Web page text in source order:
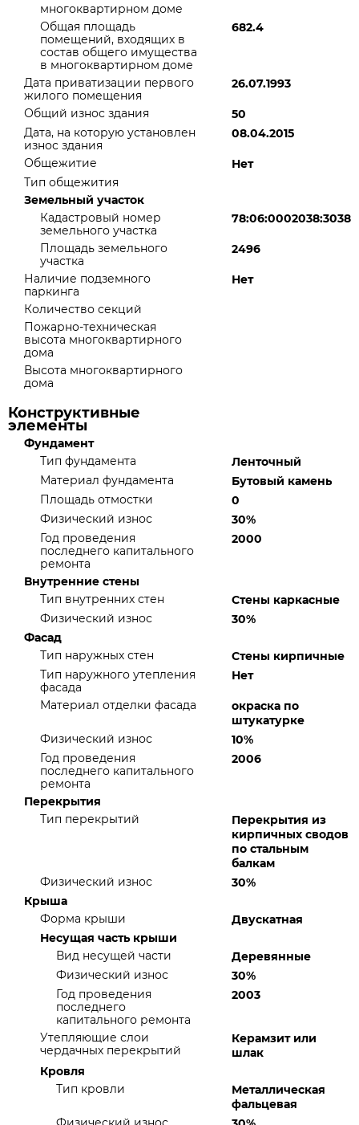
многоквартирном доме
Общая площадь
помещений, входящих в
состав общего имущества
в многоквартирном доме
682.4
Дата приватизации первого
жилого помещения
26.07.1993
Общий износ здания
50
Дата, на которую установлен
износ здания
08.04.2015
Общежитие
Нет
Тип общежития
Земельный участок
Кадастровый номер
земельного участка
78:06:0002038:3038
Площадь земельного
участка
2496
Наличие подземного
паркинга
Нет
Количество секций
Пожарно-техническая
высота многоквартирного
дома
Высота многоквартирного
дома
Конструктивные
элементы
Фундамент
Тип фундамента
Ленточный
Материал фундамента
Бутовый камень
Площадь отмостки
0
Физический износ
30%
Год проведения
последнего капитального
ремонта
2000
Внутренние стены
Тип внутренних стен
Стены каркасные
Физический износ
30%
Фасад
Тип наружных стен
Стены кирпичные
Тип наружного утепления
фасада
Нет
Материал отделки фасада
окраска по
штукатурке
Физический износ
10%
Год проведения
последнего капитального
ремонта
2006
Перекрытия
Тип перекрытий
Перекрытия из
кирпичных сводов
по стальным
балкам
Физический износ
30%
Крыша
Форма крыши
Двускатная
Несущая часть крыши
Вид несущей части
Деревянные
Физический износ
30%
Год проведения
последнего
капитального ремонта
2003
Утепляющие слои
чердачных перекрытий
Керамзит или
шлак
Кровля
Тип кровли
Металлическая
фальцевая